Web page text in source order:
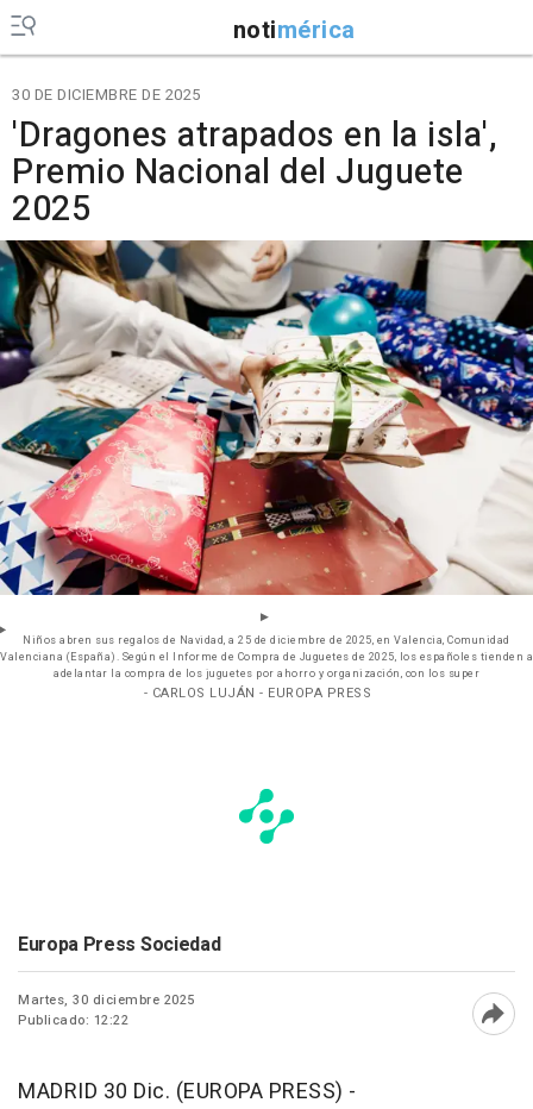
notimérica
30 DE DICIEMBRE DE 2025
'Dragones atrapados en la isla',
Premio Nacional del Juguete
2025
Niños abren sus regalos de Navidad, a 25 de diciembre de 2025, en Valencia, Comunidad
Valenciana (España). Según el Informe de Compra de Juguetes de 2025, los españoles tienden a
adelantar la compra de los juguetes por ahorro y organización, con los super
- CARLOS LUJÁN - EUROPA PRESS
Europa Press Sociedad
Martes, 30 diciembre 2025
Publicado: 12:22
MADRID 30 Dic. (EUROPA PRESS) -